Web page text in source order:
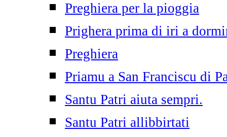
Preghiera per la pioggia
Prighera prima di iri a
Preghiera
Priamu a San Franciscu di
Santu Patri aiuta sempri.
Santu Patri allibbirtati